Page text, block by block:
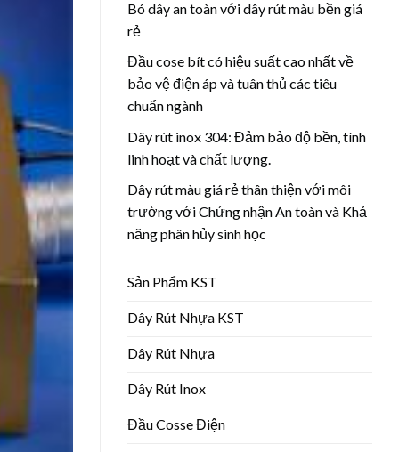
Bó dây an toàn với dây rút màu bền giá
rẻ
Đầu cose bít có hiệu suất cao nhất về
bảo vệ điện áp và tuân thủ các tiêu
chuẩn ngành
Dây rút inox 304: Đảm bảo độ bền, tính
linh hoạt và chất lượng.
Dây rút màu giá rẻ thân thiện với môi
trường với Chứng nhận An toàn và Khả
năng phân hủy sinh học
Sản Phẩm KST
Dây Rút Nhựa KST
Dây Rút Nhựa
Dây Rút Inox
Đầu Cosse Điện